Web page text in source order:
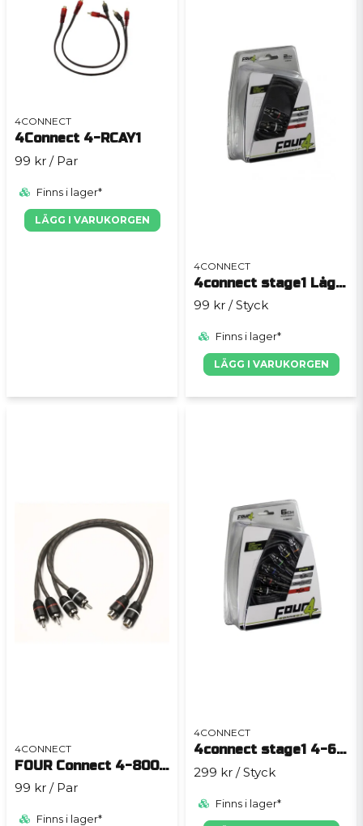
4CONNECT
4Connect 4-RCAY1
99 kr / Par
Finns i lager*
LÄGG I VARUKORGEN
4CONNECT
4connect stage1 Lågnivå 2ch
99 kr / Styck
Finns i lager*
LÄGG I VARUKORGEN
4CONNECT
FOUR Connect 4-800159 STAGE1
99 kr / Par
Finns i lager*
4CONNECT
4connect stage1 4-6 ch
299 kr / Styck
Finns i lager*